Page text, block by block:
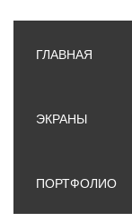
ГЛАВНАЯ
ЭКРАНЫ
ПОРТФОЛИО